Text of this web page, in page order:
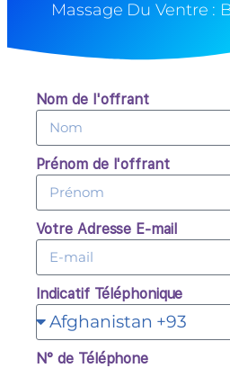
Massage Du Ventre :
Nom de l'offrant
Prénom de l'offrant
Votre Adresse E-mail
Indicatif Téléphonique
N° de Téléphone